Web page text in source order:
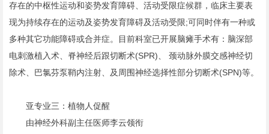
存在的中枢性运动和姿势发育障碍、活动受限症候群，临床主要表
现为持续存在的运动及姿势发育障碍及活动受限;可同时伴有一种或
多种其它功能障碍或合并症。目前科室已开展脑瘫手术有：脑深部
电刺激植入术、脊神经后跟切断术(SPR)、 颈动脉外膜交感神经切
除术、巴氯芬泵鞘内注射、及周围神经选择性部分切断术(SPN)等。
亚专业三：植物人促醒
由神经外科副主任医师李云领衔